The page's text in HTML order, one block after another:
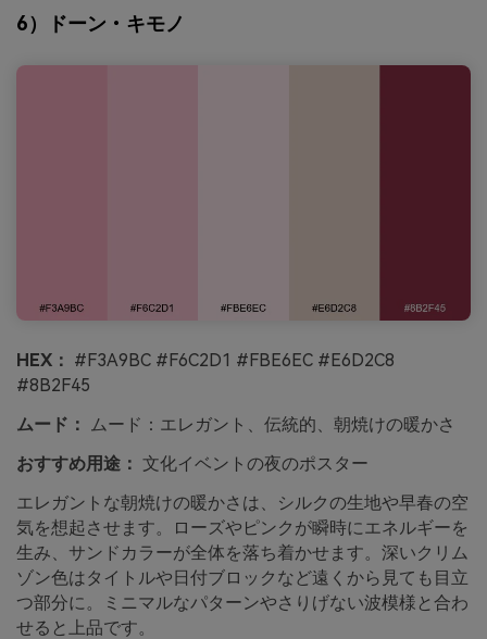
6）ドーン・キモノ
HEX： #F3A9BC #F6C2D1 #FBE6EC #E6D2C8
#8B2F45
ムード： ムード：エレガント、伝統的、朝焼けの暖かさ
おすすめ用途： 文化イベントの夜のポスター
エレガントな朝焼けの暖かさは、シルクの生地や早春の空
気を想起させます。ローズやピンクが瞬時にエネルギーを
生み、サンドカラーが全体を落ち着かせます。深いクリム
ゾン色はタイトルや日付ブロックなど遠くから見ても目立
つ部分に。ミニマルなパターンやさりげない波模様と合わ
せると上品です。